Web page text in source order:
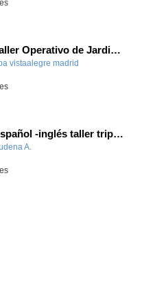
Graduación Taller Operativo de Jardinería 2025
vistaalegre madrid
Respiracion español -inglés taller triple A
A.